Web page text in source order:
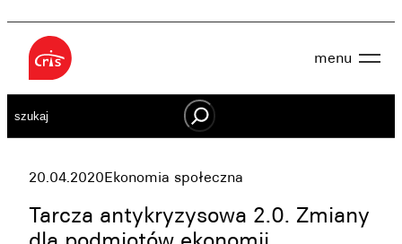
Przejdź
treści
menu
Aktualności
Wspieraj nas
OWES
Szukaj
20.04.2020Ekonomia społeczna
Tarcza antykryzysowa 2.0. Zmiany